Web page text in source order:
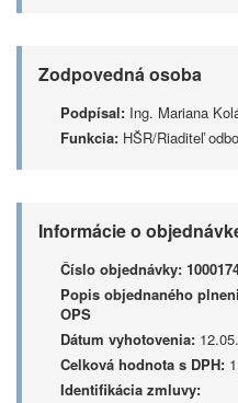
Zodpovedná osoba
Podpísal: Ing. Mariana
Funkcia: HŠR/Riaditeľ
Informácie o
Číslo objednávky:
Popis objednaného
OPS
Dátum vyhotovenia:
Celková hodnota s DPH:
Identifikácia zmluvy: